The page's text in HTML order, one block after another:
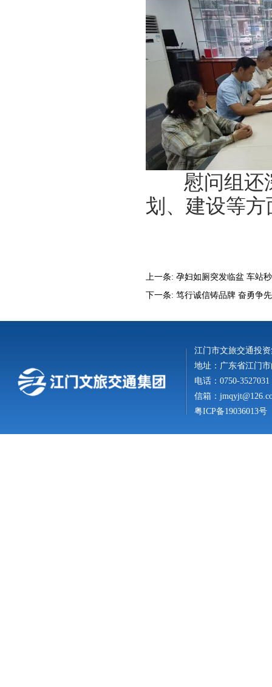
慰问组还深
划、建设等
上一条: 孕妇如厕突发临盆 车站
下一条: 笃行诚信铸品牌 奋勇争
江门市文旅交通投
地址：广东省江门
电话：0750-
信箱：
粤ICP备19036013号